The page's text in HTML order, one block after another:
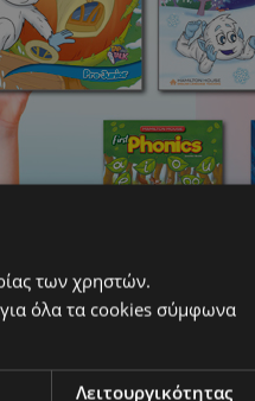
των χρηστών.
όλα τα cookies σύμφωνα
Λειτουργικότητας